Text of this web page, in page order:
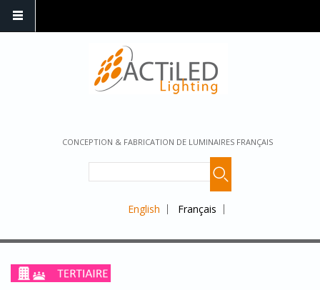
CONCEPTION & FABRICATION DE LUMINAIRES FRANÇAIS
English Français